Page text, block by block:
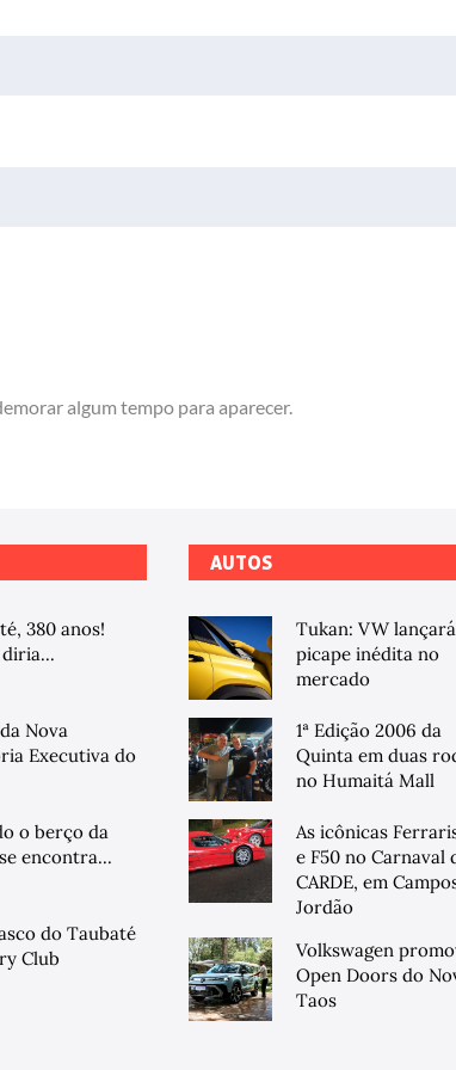
algum tempo para aparecer.
380 anos!
Nova
Executiva do
o berço da
encontra...
do Taubaté
Club
AUTOS
Tukan: VW lançará
picape inédita no
mercado
1ª Edição 2006 da
Quinta em duas
no Humaitá Mall
As icônicas
e F50 no Carnaval
CARDE, em
Jordão
Volkswagen
Open Doors do
Taos